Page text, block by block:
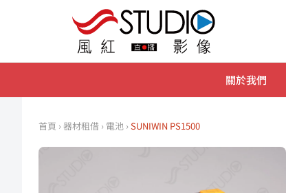
關於我們
首頁 ›器材租借 › 電池 ›SUNIWIN PS1500